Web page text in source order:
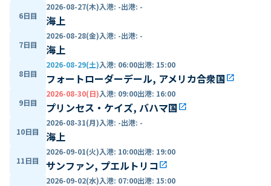
6日目
2026-08-27(木)入港: -出港: -
海上
7日目
2026-08-28(金)入港: -出港: -
海上
8日目
2026-08-29(土)入港: 06:00出港: 15:00
フォートローダーデール, アメリカ合衆国open_in_new
9日目
2026-08-30(日)入港: 09:00出港: 16:00
プリンセス・ケイズ, バハマ国open_in_new
10日目
2026-08-31(月)入港: -出港: -
海上
11日目
2026-09-01(火)入港: 10:00出港: 19:00
サンファン, プエルトリコ open_in_new
2026-09-02(水)入港: 07:00出港: 15:00